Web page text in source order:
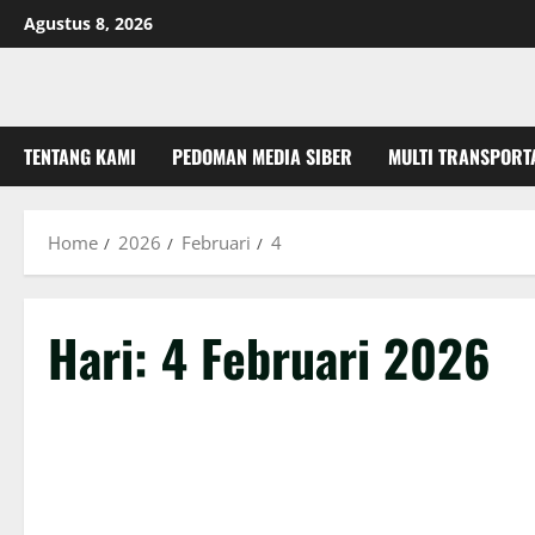
Skip
to
Agustus 8, 2026
TENTANG KAMI PEDOMAN MEDIA SIBER MULTI
Home 2026 Februari 4
Hari: 4 Februari 2026